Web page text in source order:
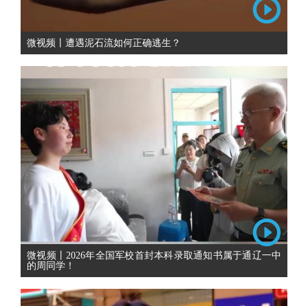
微视频丨遭遇泥石流如何正确逃生？
微视频丨2026年全国军校首封本科录取通知书属于通辽一中
的周同学！